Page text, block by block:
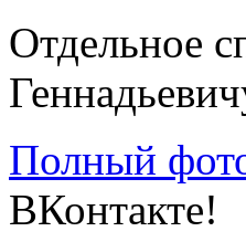
Отдельное
Полный
ВКонтакте!